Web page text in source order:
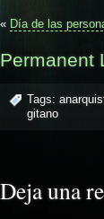
« Día de las
Permanent
Tags:
gitano
Deja una